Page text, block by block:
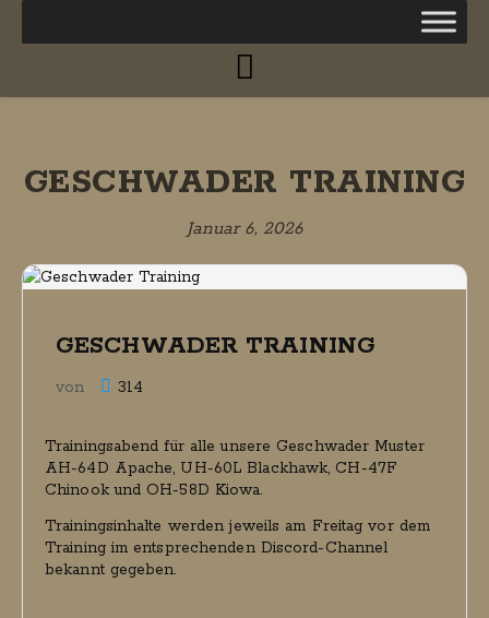
GESCHWADER TRAINING
Januar 6, 2026
GESCHWADER TRAINING
von 314
Trainingsabend für alle unsere Geschwader Muster
AH-64D Apache, UH-60L Blackhawk, CH-47F
Chinook und OH-58D Kiowa.
Trainingsinhalte werden jeweils am Freitag vor dem
Training im entsprechenden Discord-Channel
bekannt gegeben.